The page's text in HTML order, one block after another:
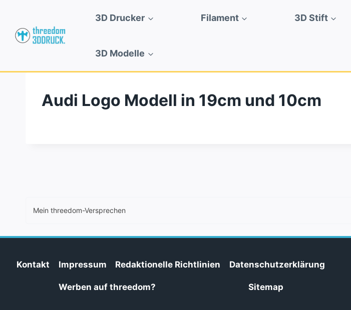
springen
3D Drucker Filament 3D Stift
3D Modelle
Audi Logo Modell in 19cm und 10cm
Mein threedom-Versprechen
Kontakt Impressum Redaktionelle Richtlinien Datenschutzerklärung
Werben auf threedom? Sitemap